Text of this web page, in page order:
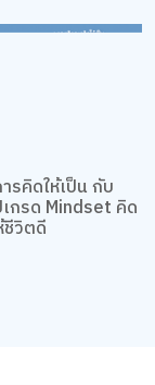
รคิดให้เป็น กับ
รด Mindset คิด
ดงเนื้อหาและโฆษณาให้
ไซต์และทำความเข้าใจ